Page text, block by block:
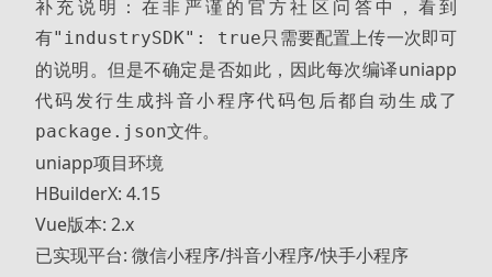
补充说明：在非严谨的官方社区问答中，看到
有"industrySDK": true只需要配置上传一次即可
的说明。但是不确定是否如此，因此每次编译uniapp
代码发行生成抖音小程序代码包后都自动生成了
package.json文件。
uniapp项目环境
HBuilderX: 4.15
Vue版本: 2.x
已实现平台: 微信小程序/抖音小程序/快手小程序